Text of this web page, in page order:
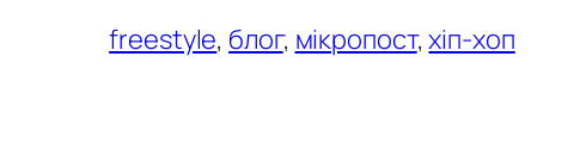
freestyle, блог, мікропост, хіп-хоп